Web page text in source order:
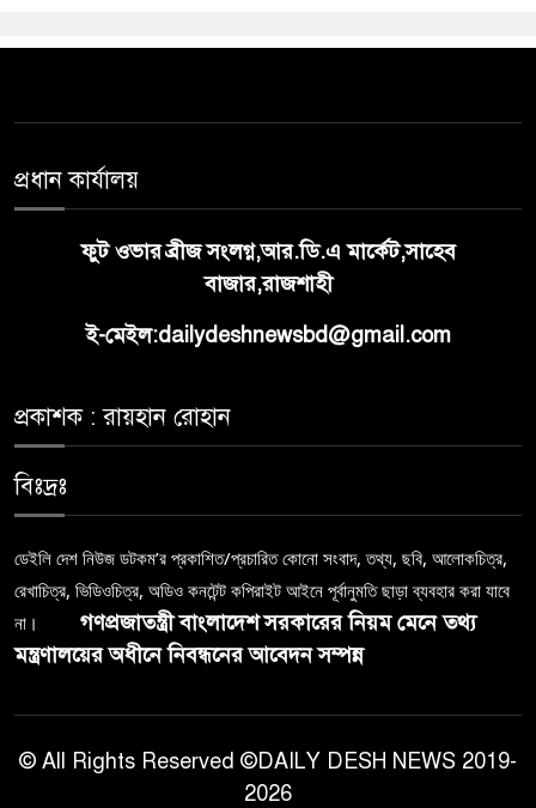
প্রধান কার্যালয়
ফুট ওভার ব্রীজ সংলগ্ন,আর.ডি.এ মার্কেট,সাহেব
বাজার,রাজশাহী
ই-মেইল:dailydeshnewsbd@gmail.com
প্রকাশক : রায়হান রোহান
বিঃদ্রঃ
ডেইলি দেশ নিউজ ডটকম’র প্রকাশিত/প্রচারিত কোনো সংবাদ, তথ্য, ছবি, আলোকচিত্র,
রেখাচিত্র, ভিডিওচিত্র, অডিও কনটেন্ট কপিরাইট আইনে পূর্বানুমতি ছাড়া ব্যবহার করা যাবে
না।
গণপ্রজাতন্ত্রী বাংলাদেশ সরকারের নিয়ম মেনে তথ্য
মন্ত্রণালয়ের অধীনে নিবন্ধনের আবেদন সম্পন্ন
© All Rights Reserved ©DAILY DESH NEWS 2019-
2026